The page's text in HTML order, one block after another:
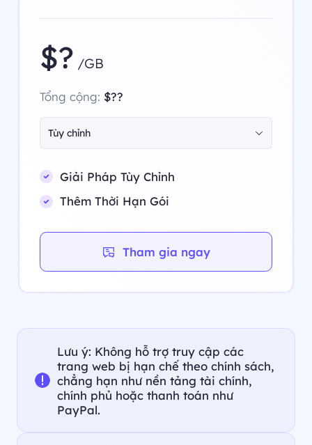
$? /GB
Tổng cộng: $??
Tùy chỉnh
Giải Pháp Tùy Chỉnh
Thêm Thời Hạn Gói
Tham gia ngay
Lưu ý: Không hỗ trợ truy cập các
trang web bị hạn chế theo chính sách,
chẳng hạn như nền tảng tài chính,
chính phủ hoặc thanh toán như
PayPal.